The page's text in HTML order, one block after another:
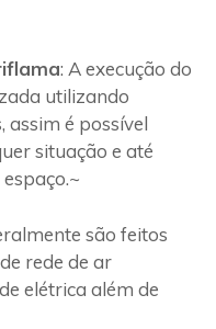
: A execução do
utilizando
assim é possível
situação e até
são feitos
rede de ar
elétrica além de